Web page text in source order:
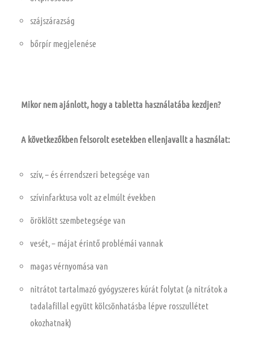
szájszárazság
bőrpír megjelenése
Mikor nem ajánlott, hogy a tabletta használatába kezdjen?
A következőkben felsorolt esetekben ellenjavallt a használat:
szív, – és érrendszeri betegsége van
szívinfarktusa volt az elmúlt években
öröklött szembetegsége van
vesét, – májat érintő problémái vannak
magas vérnyomása van
nitrátot tartalmazó gyógyszeres kúrát folytat (a nitrátok a
tadalafillal együtt kölcsönhatásba lépve rosszullétet
okozhatnak)